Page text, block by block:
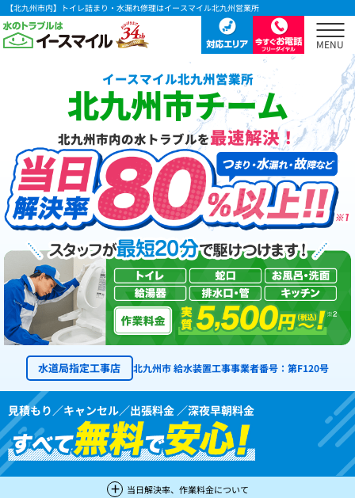
【北九州市内】トイレ詰まり・水漏れ修理はイースマイル北九州営業所
イースマイル北九州営業所
北九州市チーム
北九州市内の水トラブルを最速解決！
水道局指定工事店 北九州市 給水装置工事事業者番号：第F120号
見積もり／キャンセル／出張料金 ／深夜早朝料金
当日解決率、作業料金について